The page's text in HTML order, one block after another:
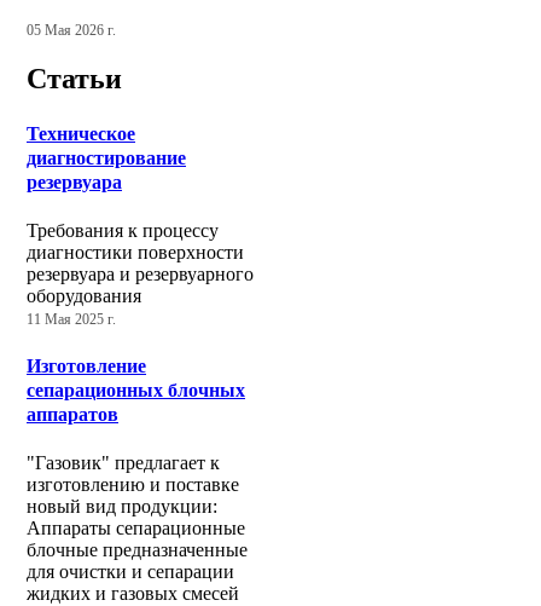
05 Мая 2026 г.
Статьи
Техническое
диагностирование
резервуара
Требования к процессу
диагностики поверхности
резервуара и резервуарного
оборудования
11 Мая 2025 г.
Изготовление
сепарационных блочных
аппаратов
"Газовик" предлагает к
изготовлению и поставке
новый вид продукции:
Аппараты сепарационные
блочные предназначенные
для очистки и сепарации
жидких и газовых смесей